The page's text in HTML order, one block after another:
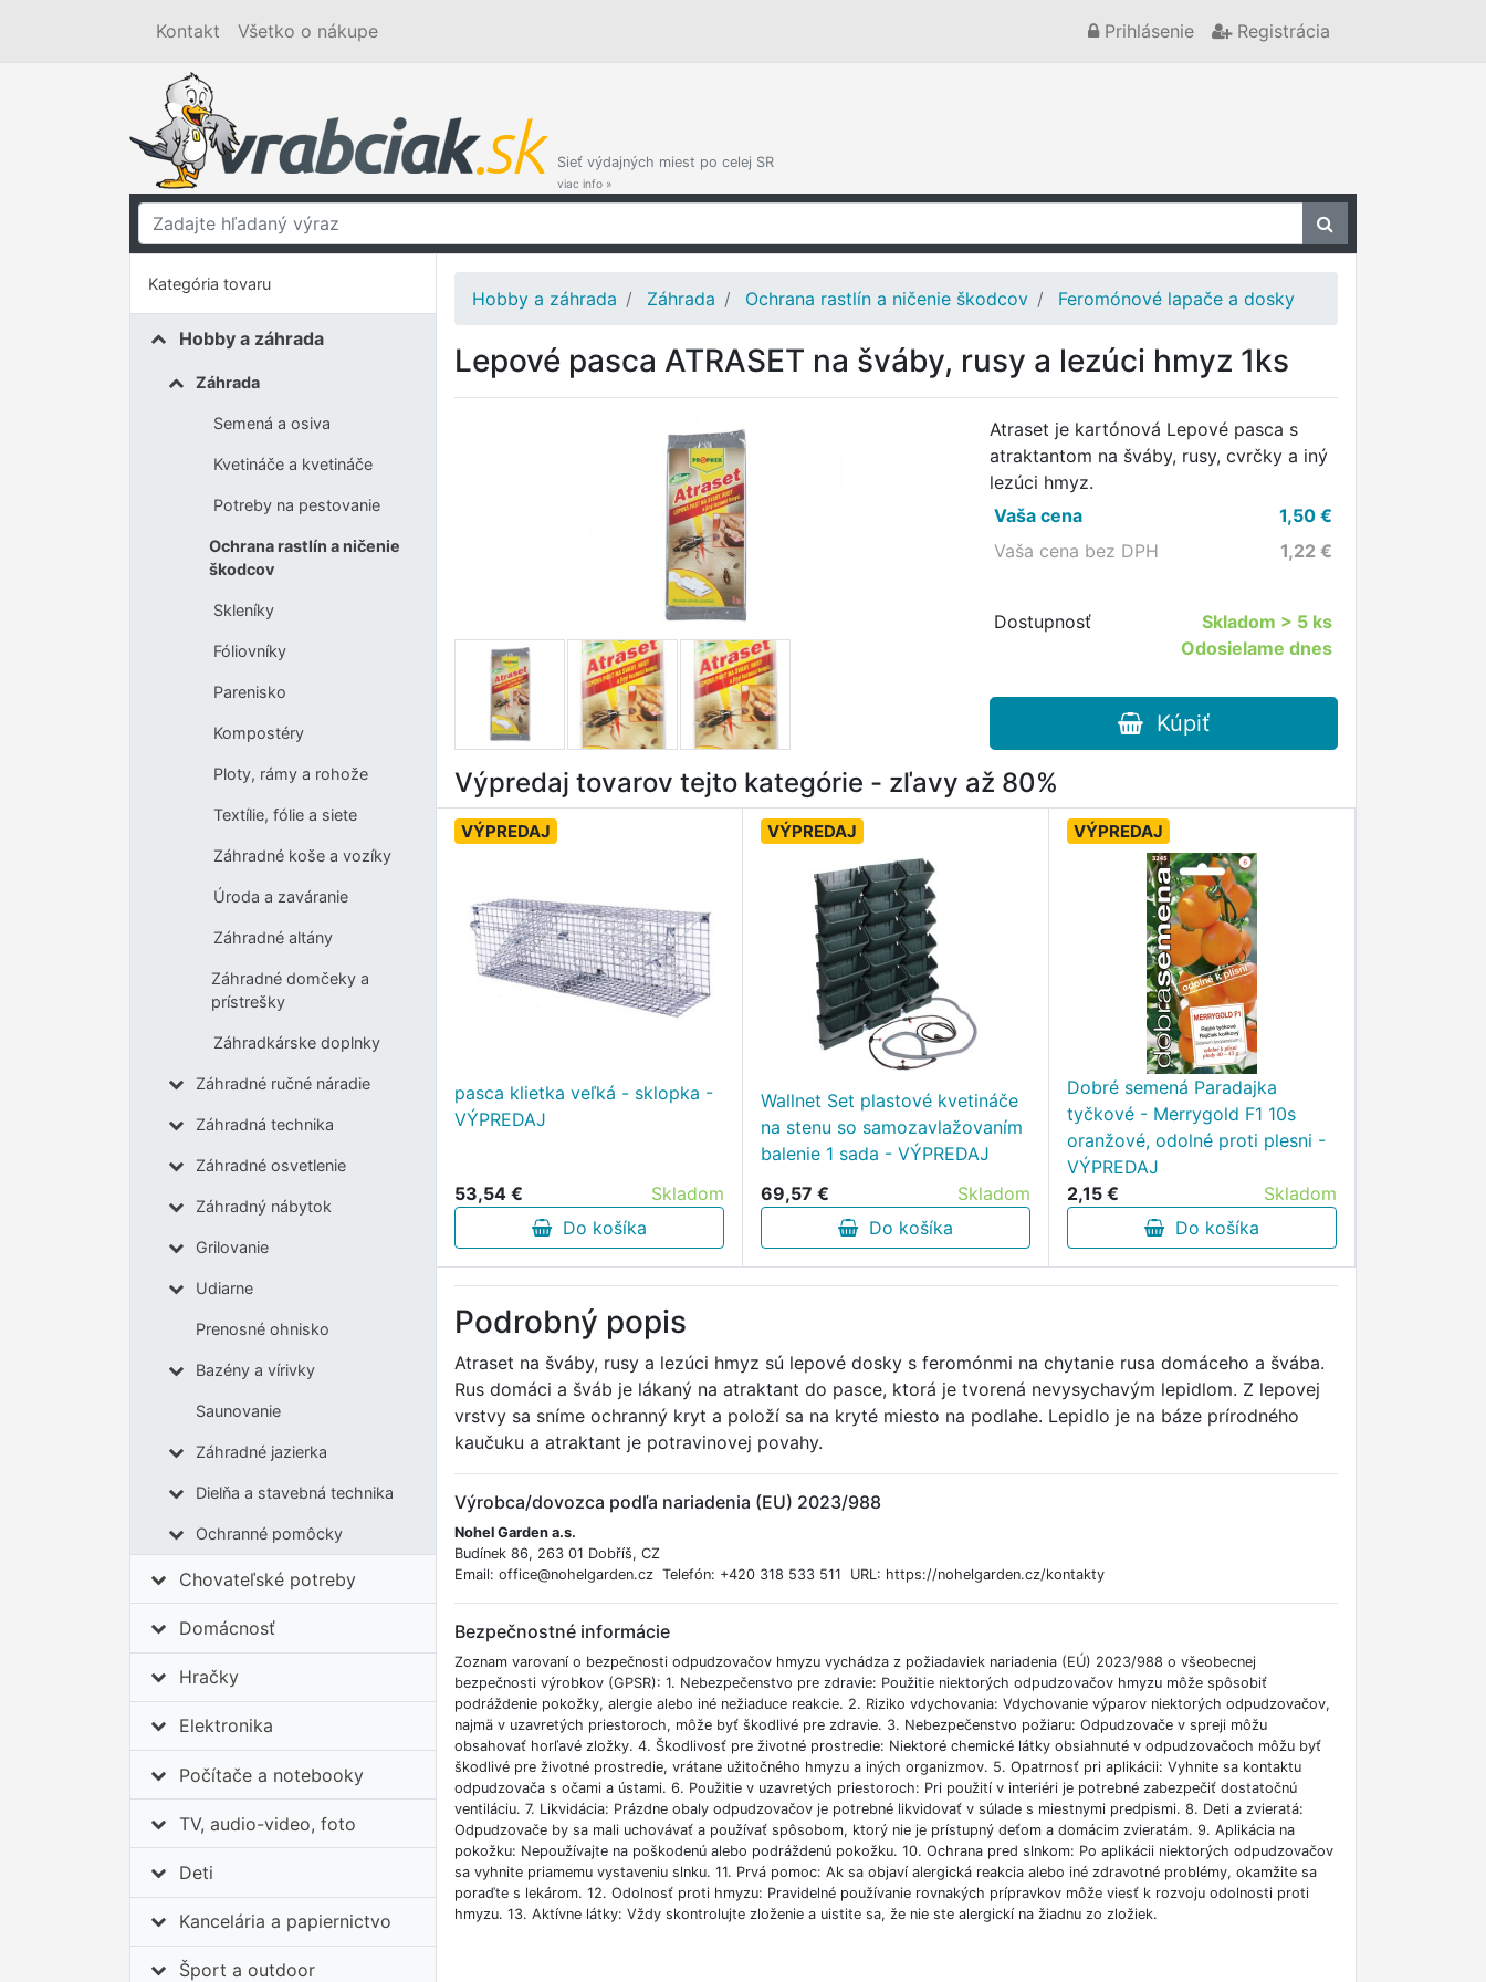
Kontakt Všetko o nákupe Prihlásenie Registrácia
Sieť výdajných miest po celej SR
viac info »
Kategória tovaru
Hobby a záhrada
Záhrada
Semená a osiva
Kvetináče a kvetináče
Potreby na pestovanie
Ochrana rastlín a ničenie
škodcov
Skleníky
Fóliovníky
Parenisko
Kompostéry
Ploty, rámy a rohože
Textílie, fólie a siete
Záhradné koše a vozíky
Úroda a zaváranie
Záhradné altány
Záhradné domčeky a
prístrešky
Záhradkárske doplnky
Záhradné ručné náradie
Záhradná technika
Záhradné osvetlenie
Záhradný nábytok
Grilovanie
Udiarne
Prenosné ohnisko
Bazény a vírivky
Saunovanie
Záhradné jazierka
Dielňa a stavebná technika
Ochranné pomôcky
Chovateľské potreby
Domácnosť
Hračky
Elektronika
Počítače a notebooky
TV, audio-video, foto
Deti
Kancelária a papiernictvo
Šport a outdoor
Hobby a záhrada Záhrada Ochrana rastlín a ničenie škodcov Feromónové lapače a dosky
Lepové pasca ATRASET na šváby, rusy a lezúci hmyz 1ks
Atraset je kartónová Lepové pasca s
atraktantom na šváby, rusy, cvrčky a iný
lezúci hmyz.
Vaša cena
1,50€
Vaša cena bez DPH
1,22 €
Dostupnosť Skladom > 5 ks
Odosielame dnes
Kúpiť
Výpredaj tovarov tejto kategórie - zľavy až 80%
VÝPREDAJ
pasca klietka veľká - sklopka -
VÝPREDAJ
53,54 €
Skladom
Do košíka
VÝPREDAJ
Wallnet Set plastové kvetináče
na stenu so samozavlažovaním
balenie 1 sada - VÝPREDAJ
69,57 €
Skladom
Do košíka
VÝPREDAJ
Dobré semená Paradajka
tyčkové - Merrygold F1 10s
oranžové, odolné proti plesni -
VÝPREDAJ
2,15 €
Skladom
Do košíka
Podrobný popis
Atraset na šváby, rusy a lezúci hmyz sú lepové dosky s feromónmi na chytanie rusa domáceho a švába.
Rus domáci a šváb je lákaný na atraktant do pasce, ktorá je tvorená nevysychavým lepidlom. Z lepovej
vrstvy sa sníme ochranný kryt a položí sa na kryté miesto na podlahe. Lepidlo je na báze prírodného
kaučuku a atraktant je potravinovej povahy.
Výrobca/dovozca podľa nariadenia (EU) 2023/988
Nohel Garden a.s.
Budínek 86, 263 01 Dobříš, CZ
Email: office@nohelgarden.cz Telefón: +420 318 533 511 URL: https://nohelgarden.cz/kontakty
Bezpečnostné informácie
Zoznam varovaní o bezpečnosti odpudzovačov hmyzu vychádza z požiadaviek nariadenia (EÚ) 2023/988 o všeobecnej
bezpečnosti výrobkov (GPSR): 1. Nebezpečenstvo pre zdravie: Použitie niektorých odpudzovačov hmyzu môže spôsobiť
podráždenie pokožky, alergie alebo iné nežiaduce reakcie. 2. Riziko vdychovania: Vdychovanie výparov niektorých odpudzovačov,
najmä v uzavretých priestoroch, môže byť škodlivé pre zdravie. 3. Nebezpečenstvo požiaru: Odpudzovače v spreji môžu
obsahovať horľavé zložky. 4. Škodlivosť pre životné prostredie: Niektoré chemické látky obsiahnuté v odpudzovačoch môžu byť
škodlivé pre životné prostredie, vrátane užitočného hmyzu a iných organizmov. 5. Opatrnosť pri aplikácii: Vyhnite sa kontaktu
odpudzovača s očami a ústami. 6. Použitie v uzavretých priestoroch: Pri použití v interiéri je potrebné zabezpečiť dostatočnú
ventiláciu. 7. Likvidácia: Prázdne obaly odpudzovačov je potrebné likvidovať v súlade s miestnymi predpismi. 8. Deti a zvieratá:
Odpudzovače by sa mali uchovávať a používať spôsobom, ktorý nie je prístupný deťom a domácim zvieratám. 9. Aplikácia na
pokožku: Nepoužívajte na poškodenú alebo podráždenú pokožku. 10. Ochrana pred slnkom: Po aplikácii niektorých odpudzovačov
sa vyhnite priamemu vystaveniu slnku. 11. Prvá pomoc: Ak sa objaví alergická reakcia alebo iné zdravotné problémy, okamžite sa
poraďte s lekárom. 12. Odolnosť proti hmyzu: Pravidelné používanie rovnakých prípravkov môže viesť k rozvoju odolnosti proti
hmyzu. 13. Aktívne látky: Vždy skontrolujte zloženie a uistite sa, že nie ste alergickí na žiadnu zo zložiek.